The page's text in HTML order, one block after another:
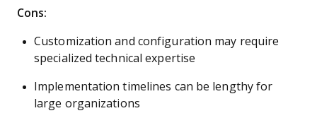
Cons:
Customization and configuration may require
specialized technical expertise
Implementation timelines can be lengthy for
large organizations